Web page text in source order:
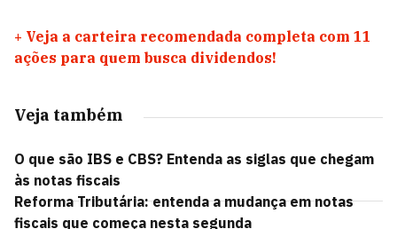
+ Veja a carteira recomendada completa com 11
ações para quem busca dividendos!
Veja também
O que são IBS e CBS? Entenda as siglas que chegam
às notas fiscais
Reforma Tributária: entenda a mudança em notas
fiscais que começa nesta segunda